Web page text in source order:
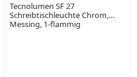
Tecnolumen SF 27
Schreibtischleuchte Chrom,
Messing, 1-flammig